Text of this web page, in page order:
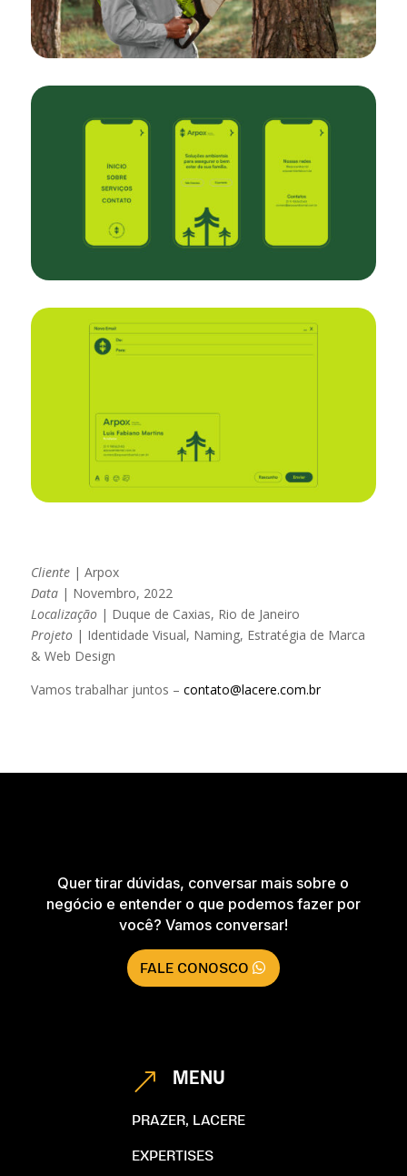
Cliente| Arpox
Data| Novembro, 2022
Localização| Duque de Caxias, Rio de Janeiro
Projeto | Identidade Visual, Naming, Estratégia de Marca
& Web Design
Vamos trabalhar juntos – contato@lacere.com.br
Quer tirar dúvidas, conversar mais sobre o
negócio e entender o que podemos fazer por
você? Vamos conversar!
FALE CONOSCO
& MENU
PRAZER, LACERE
EXPERTISES